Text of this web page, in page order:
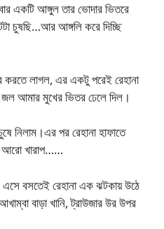
একটি আঙ্গুল তার ভোদার ভিতরে
চুষছি…আর আঙ্গলি করে দিচ্ছি
লাগল, এর একটু পরেই রেহানা
আমার মুখের ভিতর ঢেলে দিল।
নিলাম।এর পর রেহানা হাফাতে
আরো খারাপ……
এসে বসতেই রেহানা এক ঝটকায় উঠে
বাড়া খানি, ট্রাউজার উর উপর